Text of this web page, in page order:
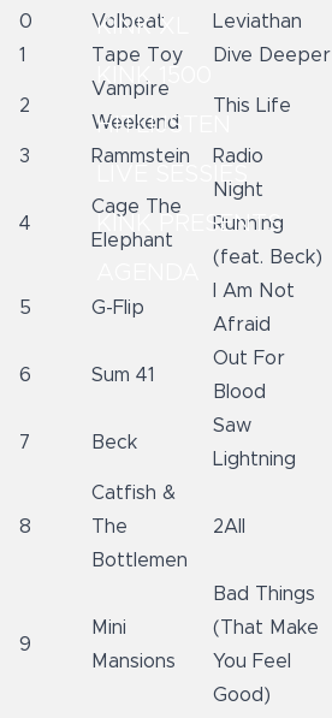
KINK XL
KINK 1500
HITLIJSTEN
KINK PRESENTS
0
Volbeat Leviathan
1
Tape Toy Dive Deeper
2
Vampire
Weekend
This Life
3 Rammstein Radio
4
Cage The
Elephant
Night
Running
(feat. Beck)
5 G-Flip
I Am Not
Afraid
6 Sum 41
Out For
Blood
7 Beck
Saw
Lightning
8
Catfish &
The
Bottlemen
2All
9
Mini
Mansions
Bad Things
(That Make
You Feel
Good)